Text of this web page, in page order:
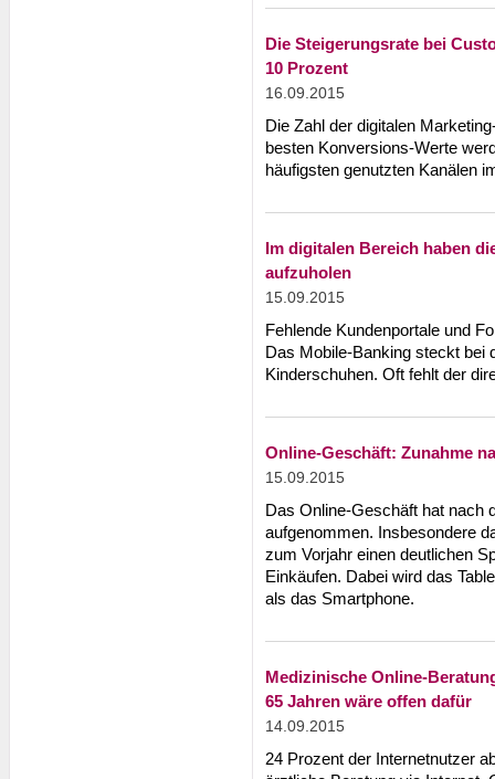
Die Steigerungsrate bei
10 Prozent
16.09.2015
Die Zahl der digitalen
besten Konversions-Werte
häufigsten genutzten Kanälen
Im digitalen Bereich haben
aufzuholen
15.09.2015
Fehlende Kundenportale und
Das Mobile-Banking steckt bei
Kinderschuhen. Oft fehlt der
Online-Geschäft: Zunahme
15.09.2015
Das Online-Geschäft hat nach
aufgenommen. Insbesondere
zum Vorjahr einen deutlichen
Einkäufen. Dabei wird das
als das Smartphone.
Medizinische Online-
65 Jahren wäre offen dafür
14.09.2015
24 Prozent der Internetnutzer